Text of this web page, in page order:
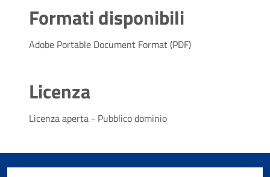
Formati disponibili
Adobe Portable Document Format (PDF)
Licenza
Licenza aperta - Pubblico dominio